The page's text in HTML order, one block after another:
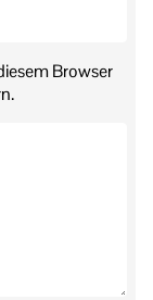
Browser